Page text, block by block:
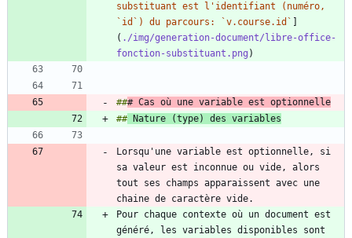
substituant est l'identifiant (numéro,
`id`) du parcours: `v.course.id`
( ./img/generation-document/libre-office-
fonction-substituant.png
### Cas où une variable est optionnelle
## Nature (type) des variables
Lorsqu'une variable est optionnelle, si
sa valeur est inconnue ou vide, alors
tout ses champs apparaissent avec une
Pour chaque contexte où un document est
généré, les variables disponibles sont